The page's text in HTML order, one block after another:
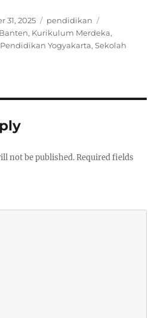
31, 2025 Categories
pendidikan
, Kurikulum Merdeka,
Pendidikan Yogyakarta,Sekolah
not be published. Required fields